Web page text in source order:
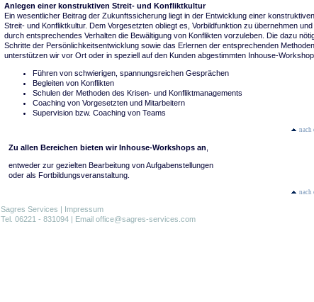
Anlegen einer konstruktiven Streit- und Konfliktkultur
Ein wesentlicher Beitrag der Zukunftssicherung liegt in der Entwicklung einer konstruktiven
Streit- und Konfliktkultur. Dem Vorgesetzten obliegt es, Vorbildfunktion zu übernehmen und
durch entsprechendes Verhalten die Bewältigung von Konflikten vorzuleben. Die dazu
Schritte der Persönlichkeitsentwicklung sowie das Erlernen der entsprechenden Methoden
unterstützen wir vor Ort oder in speziell auf den Kunden abgestimmten Inhouse-
Führen von schwierigen, spannungsreichen Gesprächen
Begleiten von Konflikten
Schulen der Methoden des Krisen- und Konfliktmanagements
Coaching von Vorgesetzten und Mitarbeitern
Supervision bzw. Coaching von Teams
nach
Zu allen Bereichen bieten wir Inhouse-Workshops an
entweder zur gezielten Bearbeitung von Aufgabenstellungen
oder als Fortbildungsveranstaltung.
nach
Sagres Services | Impressum
Tel. 06221 - 831094 | Email office@sagres-services.com